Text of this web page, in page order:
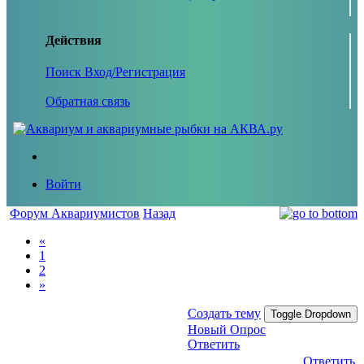
Действия
Поиск Вход/Регистрация
Обратная связь
Войти
Форум Аквариумистов Назад
«
1
2
»
Создать тему Toggle Dropdown
Новый Опрос
Ответить
Ответить